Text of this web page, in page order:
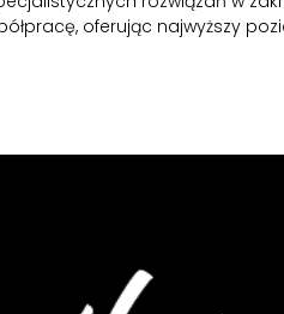
oferując najwyższy